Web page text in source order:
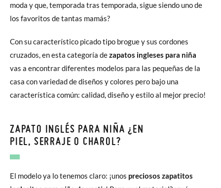
moda y que, temporada tras temporada, sigue siendo uno de
los favoritos de tantas mamás?
Con su característico picado tipo brogue y sus cordones
cruzados, en esta categoría dezapatos ingleses para niña
vas a encontrar diferentes modelos para las pequeñas de la
casa con variedad de diseños y colores pero bajo una
característica común: calidad, diseño y estilo al mejor precio!
ZAPATO INGLÉS PARA NIÑA ¿EN
PIEL, SERRAJE O CHAROL?
El modelo ya lo tenemos claro: ¡unos preciosos zapatitos